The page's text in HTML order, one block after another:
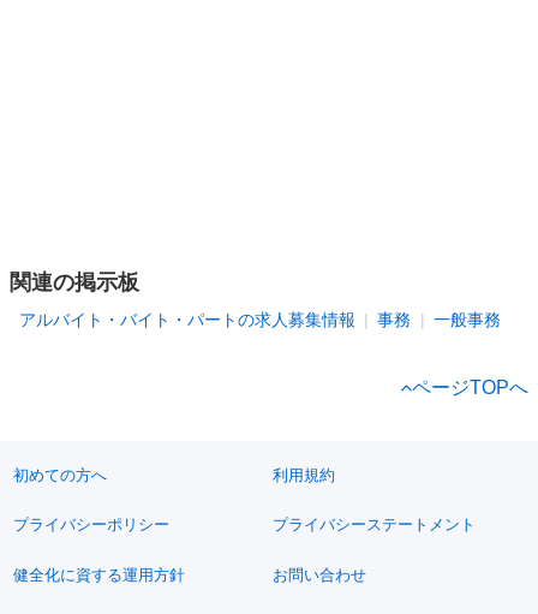
関連の掲示板
アルバイト・バイト・パートの求人募集情報 事務 一般事務
ページTOPへ
初めての方へ 利用規約
プライバシーポリシー プライバシーステートメント
健全化に資する運用方針 お問い合わせ